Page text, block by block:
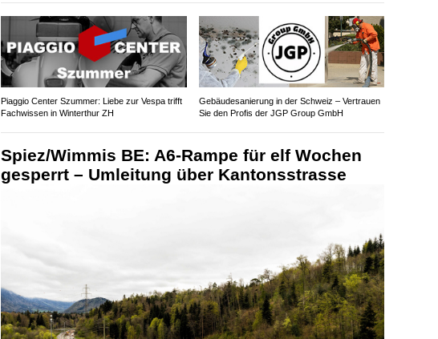
Piaggio Center Szummer: Liebe zur Vespa trifft
Fachwissen in Winterthur ZH
Gebäudesanierung in der Schweiz – Vertrauen
Sie den Profis der JGP Group GmbH
Spiez/Wimmis BE: A6-Rampe für elf Wochen
gesperrt – Umleitung über Kantonsstrasse